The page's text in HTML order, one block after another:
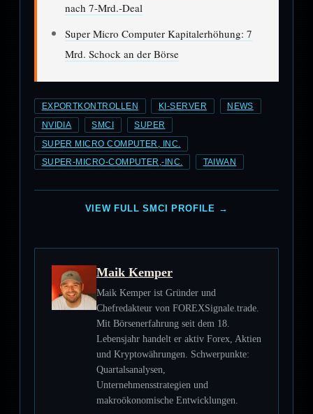
nach 7-Mrd.-Deal
Super Micro Computer Kapitalerhöhung: 7
Mrd. Schock an der Börse
EXPORTKONTROLLEN KI-SERVER NEWS
NVIDIA SMCI SUPER
SUPER MICRO COMPUTER, INC.
SUPER-MICRO-COMPUTER,-INC. TAIWAN
VIEW FULL SMCI PROFILE →
Maik Kemper
Maik Kemper ist Gründer und
Chefredakteur von FOREXSignale.trade.
Mit Börsenerfahrung seit dem 18.
Lebensjahr handelt er aktiv Forex, Aktien
und Kryptowährungen. Schwerpunkte:
Quartalsanalysen,
Unternehmensstrategien und
makroökonomische Entwicklungen.